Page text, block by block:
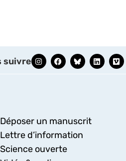
suivre
Déposer un manuscrit
Lettre d’information
Science ouverte